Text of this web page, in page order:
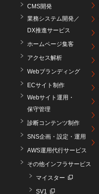
CMS開発
業務システム開発／
DX推進サービス
ホームページ集客
アクセス解析
Webブランディング
ECサイト制作
Webサイト運用・
保守管理
診断コンテンツ制作
SNS企画・設定・運用
AWS運用代行サービス
その他インフラサービス
マイスター
SV1